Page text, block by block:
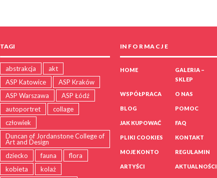
TAGI
abstrakcja
akt
ASP Katowice
ASP Kraków
ASP Warszawa
ASP Łódź
autoportret
collage
człowiek
Duncan of Jordanstone College of
Art and Design
dziecko
fauna
flora
kobieta
kolaż
IN F O R MA C J E
HOME
GALERIA –
SKLEP
WSPÓŁPRACA O NAS
BLOG POMOC
JAK KUPOWAĆ FAQ
PLIKI COOKIES KONTAKT
MOJE KONTO REGULAMIN
ARTYŚCI AKTUALNOŚCI